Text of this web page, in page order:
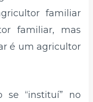
familiar
familiar, mas
é um agricultor
se “instituí” no